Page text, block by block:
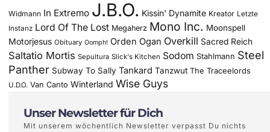
Widmann In Extremo J.B.O. Kissin' Dynamite Kreator Letzte
Instanz Lord Of The Lost Megaherz Mono Inc. Moonspell
Motorjesus Obituary Oomph! Orden Ogan Overkill Sacred Reich
Saltatio Mortis Sepultura Slick's Kitchen Sodom Stahlmann Steel
Panther Subway To Sally Tankard Tanzwut The Traceelords
U.D.O. Van Canto Winterland Wise Guys
Unser Newsletter für Dich
Mit unserem wöchentlich Newsletter verpasst Du nichts